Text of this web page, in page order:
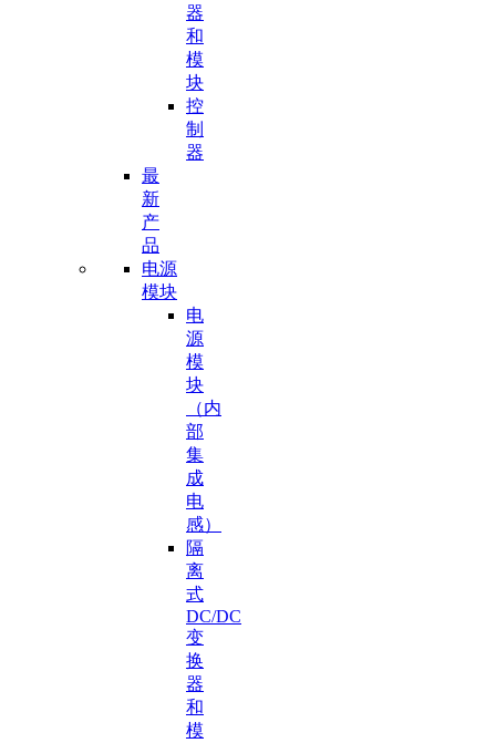
器
和
模
块
控
制
器
最
新
产
品
电源
模块
电
源
模
块
（内
部
集
成
电
感）
隔
离
式
DC/DC
变
换
器
和
模